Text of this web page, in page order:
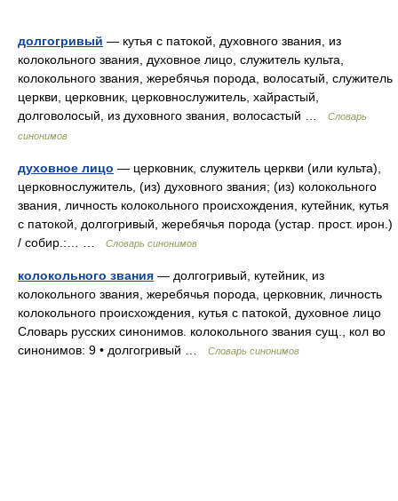
долгогривый — кутья с патокой, духовного звания, из
колокольного звания, духовное лицо, служитель культа,
колокольного звания, жеребячья порода, волосатый, служитель
церкви, церковник, церковнослужитель, хайрастый,
долговолосый, из духовного звания, волосастый …
Словарь
синонимов
духовное лицо — церковник, служитель церкви (или культа),
церковнослужитель, (из) духовного звания; (из) колокольного
звания, личность колокольного происхождения, кутейник, кутья
с патокой, долгогривый, жеребячья порода (устар. прост. ирон.)
/ собир.:… …
Словарь синонимов
колокольного звания — долгогривый, кутейник, из
колокольного звания, жеребячья порода, церковник, личность
колокольного происхождения, кутья с патокой, духовное лицо
Словарь русских синонимов. колокольного звания сущ., кол во
синонимов: 9 • долгогривый …
Словарь синонимов